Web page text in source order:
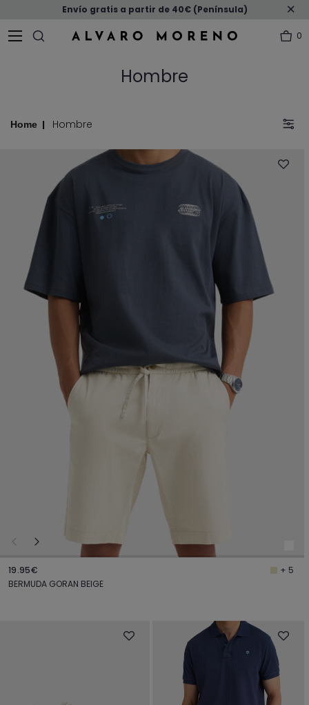
Envío gratis a partir de 40€ (Península)
0
Hombre
Hombre
Home
19.95€
+ 5
BERMUDA GORAN BEIGE